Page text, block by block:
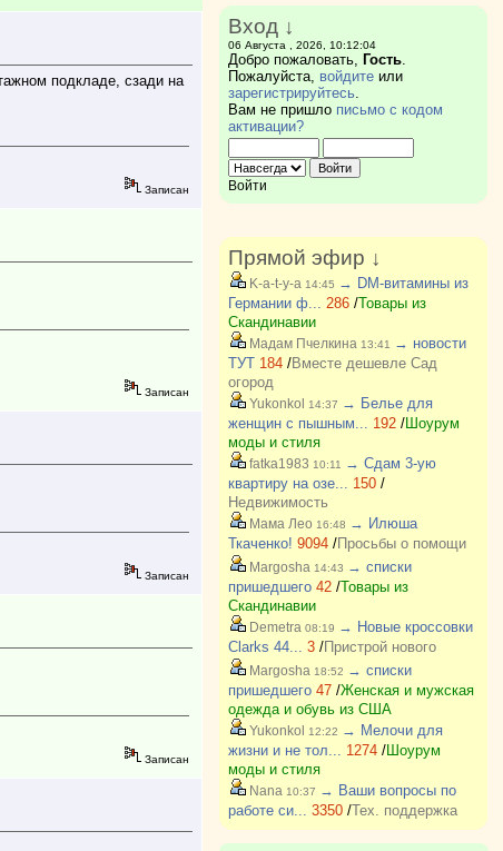
подкладе, сзади на
Записан
Записан
Записан
Записан
Вход ↓
06 Августа , 2026, 10:12:04
Добро пожаловать, Гость.
Пожалуйста, войдитеили
зарегистрируйтесь.
Вам не пришло письмо с кодом
активации?
Войти
Прямой эфир ↓
K-a-t-y-a 14:45 → DM-витамины из
Германии ф... 286/Товары из
Скандинавии
Мадам Пчелкина 13:41
→ новости
ТУТ 184/Вместе дешевле Сад
огород
Yukonkol 14:37 → Белье для
женщин с пышным... 192/Шоурум
моды и стиля
fatka1983 10:11
→ Сдам 3-ую
квартиру на озе... 150/
Недвижимость
Мама Лео 16:48 → Илюша
Ткаченко! 9094/Просьбы о помощи
Margosha 14:43 → списки
пришедшего 42/Товары из
Скандинавии
Demetra 08:19 → Новые кроссовки
Clarks 44... 3/Пристрой нового
Margosha 18:52 → списки
пришедшего 47/Женская и мужская
одежда и обувь из США
Yukonkol 12:22 → Мелочи для
жизни и не тол... 1274/Шоурум
моды и стиля
Nana 10:37 → Ваши вопросы по
работе си... 3350/Тех. поддержка